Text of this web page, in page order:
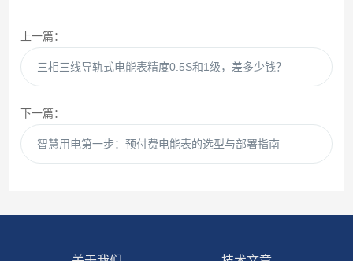
上一篇：
三相三线导轨式电能表精度0.5S和1级，差多少钱？
下一篇：
智慧用电第一步：预付费电能表的选型与部署指南